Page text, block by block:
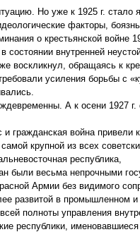
Но уже к 1925 г. стало
факторы, боязнь
о крестьянской войне
состоянии внутренней
воскликнул, обращаясь к
усиления борьбы с
А к осени 1927 г.
гражданская война привели
крупной из всех
республика,
были весьма непрочными
Армии без видимого
развитой в промышленном и
полноты управления
республики,